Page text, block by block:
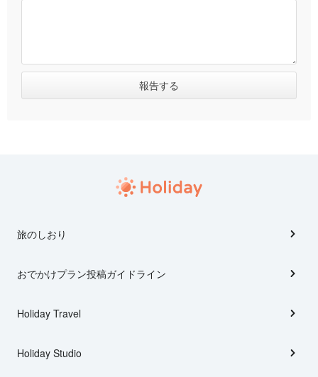
旅のしおり
おでかけプラン投稿ガイドライン
Holiday Travel
Holiday Studio